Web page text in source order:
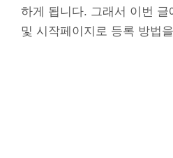
하게 됩니다. 그래서 이번 글
및 시작페이지로 등록 방법